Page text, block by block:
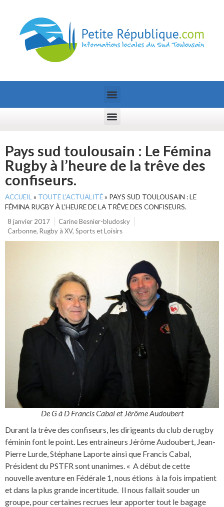
Pays sud toulousain : Le Fémina
Rugby à l’heure de la trêve des
confiseurs.
ACCUEIL » TOUTE L’ACTUALITÉ» PAYS SUD TOULOUSAIN : LE
FÉMINA RUGBY À L’HEURE DE LA TRÊVE DES CONFISEURS.
8 janvier 2017
Carine Besnier-bludosky
Carbonne, Rugby à XV, Sports et Loisirs
De G à D Francis Cabal et Jérôme Audoubert
Durant la trêve des confiseurs, les dirigeants du club de rugby
féminin font le point. Les entraineurs Jérôme Audoubert, Jean-
Pierre Lurde, Stéphane Laporte ainsi que Francis Cabal,
Président du PSTFR sont unanimes. « A début de cette
nouvelle aventure en Fédérale 1, nous étions à la fois impatient
et dans la plus grande incertitude. Il nous fallait souder un
groupe, pour certaines recrues leur apporter tout le bagage